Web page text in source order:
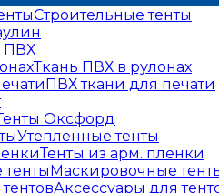
Строительные тенты
ПВХ
Ткань ПВХ в рулонах
ПВХ ткани для печати
Оксфорд
Утепленные тенты
Тенты из арм. пленки
Маскировочные
Аксессуары для